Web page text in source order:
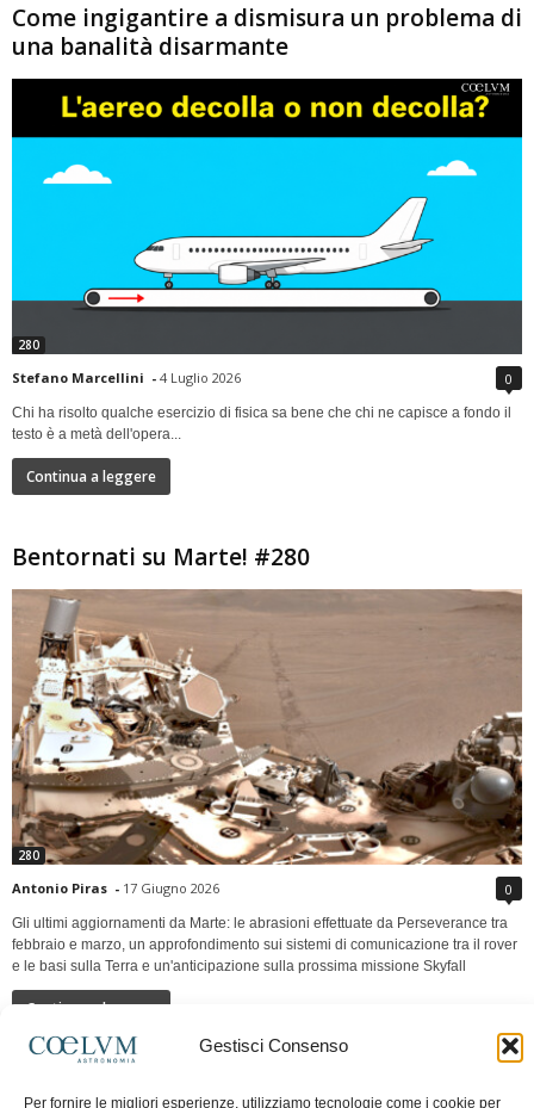
Gestisci Consenso
Per fornire le migliori esperienze, utilizziamo tecnologie come i cookie per
Come ingigantire a dismisura un problema di
una banalità disarmante
280
Stefano Marcellini - 4 Luglio 2026 0
Chi ha risolto qualche esercizio di fisica sa bene che chi ne capisce a fondo il
testo è a metà dell'opera...
Continua a leggere
Bentornati su Marte! #280
280
Antonio Piras - 17 Giugno 2026 0
Gli ultimi aggiornamenti da Marte: le abrasioni effettuate da Perseverance tra
febbraio e marzo, un approfondimento sui sistemi di comunicazione tra il rover
e le basi sulla Terra e un'anticipazione sulla prossima missione Skyfall
Continua a leggere